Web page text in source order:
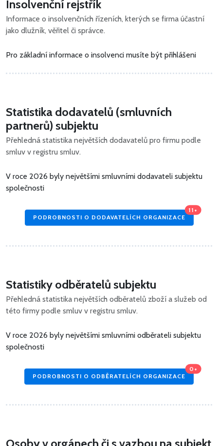
Insolvenční rejstřík
Informace o insolvenčních řízeních, kterých se firma účastní
jako dlužník, věřitel či správce.
Pro základní informace o insolvenci musíte být přihlášeni
Statistika dodavatelů (smluvních
partnerů) subjektu
Přehledná statistika největších dodavatelů pro firmu podle
smluv v registru smluv.
V roce 2026 byly největšími smluvními dodavateli subjektu
společnosti
PODROBNOSTI O DODAVATELÍCH ORGANIZACE
11+
Statistiky odběratelů subjektu
Přehledná statistika největších odběratelů zboží a služeb od
této firmy podle smluv v registru smluv.
V roce 2026 byly největšími smluvními odběrateli subjektu
společnosti
PODROBNOSTI O ODBĚRATELÍCH ORGANIZACE
0+
Osoby v orgánech či s vazbou na subjekt